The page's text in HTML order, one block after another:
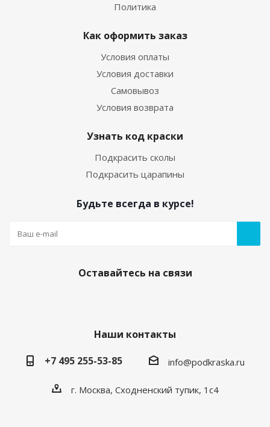
Политика
Как оформить заказ
Условия оплаты
Условия доставки
Самовывоз
Условия возврата
Узнать код краски
Подкрасить сколы
Подкрасить царапины
Будьте всегда в курсе!
Оставайтесь на связи
Наши контакты
+7 495 255-53-85
info@podkraska.ru
г. Москва, Сходненский тупик, 1с4